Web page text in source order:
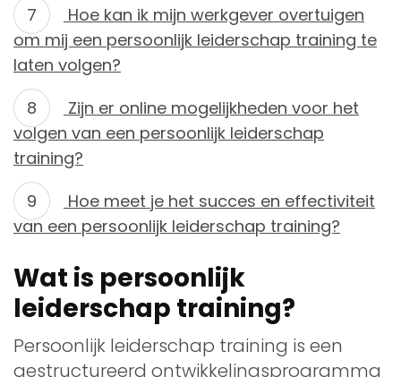
Hoe kan ik mijn werkgever overtuigen
om mij een persoonlijk leiderschap training te
laten volgen?
Zijn er online mogelijkheden voor het
volgen van een persoonlijk leiderschap
training?
Hoe meet je het succes en effectiviteit
van een persoonlijk leiderschap training?
Wat is persoonlijk
leiderschap training?
Persoonlijk leiderschap training is een
gestructureerd ontwikkelingsprogramma